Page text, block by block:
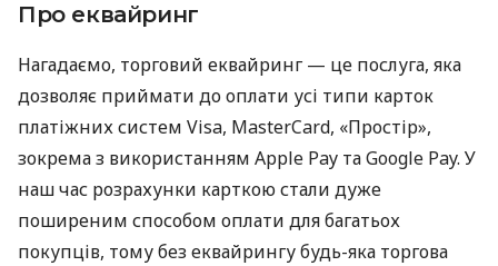
Про еквайринг
Нагадаємо, торговий еквайринг — це послуга, яка
дозволяє приймати до оплати усі типи карток
платіжних систем Visa, MasterCard, «Простір»,
зокрема з використанням Apple Pay та Google Pay. У
наш час розрахунки карткою стали дуже
поширеним способом оплати для багатьох
покупців, тому без еквайрингу будь-яка торгова